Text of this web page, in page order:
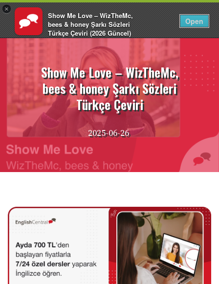
×
Show Me Love – WizTheMc,
bees & honey Şarkı Sözleri
Türkçe Çeviri (2026 Güncel)
Open
Giriş Yap TR
İçeriğe
Show Me Love – WizTheMc,
bees & honey Şarkı Sözleri
Türkçe Çeviri
2025-06-26